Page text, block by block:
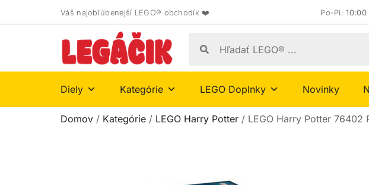
Váš najobľúbenejší LEGO® obchodík ❤️ Po-Pi:10:00
Diely Kategórie LEGO Doplnky Novinky
Domov / Kategórie / LEGO Harry Potter / LEGO Harry Potter